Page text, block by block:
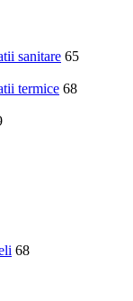
sanitare 65
termice 68
68